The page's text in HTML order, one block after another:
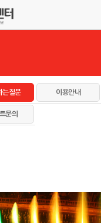
는질문 이용안내
문의